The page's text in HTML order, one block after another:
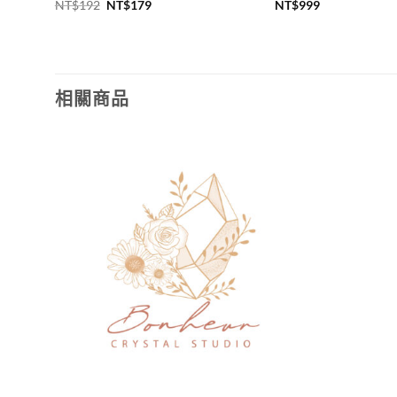
NT$192 原
NT$179目
NT$999
相關商品